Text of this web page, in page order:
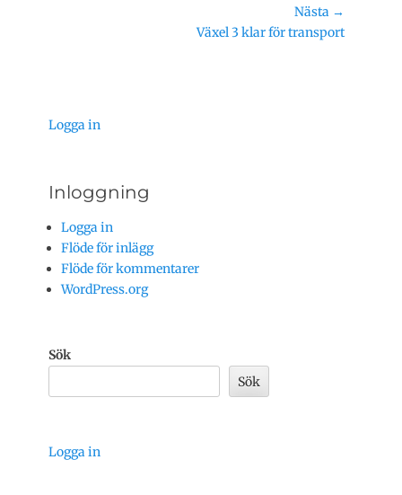
Nästa →
Växel 3 klar för transport
Logga in
Inloggning
Logga in
Flöde för inlägg
Flöde för kommentarer
WordPress.org
Sök
Sök
Logga in